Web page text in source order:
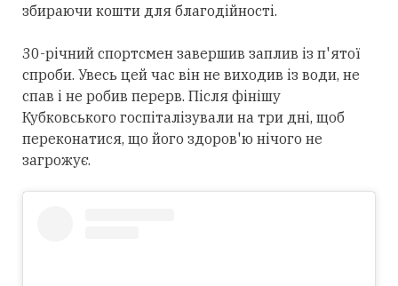
збираючи кошти для благодійності.
30-річний спортсмен завершив заплив із п'ятої
спроби. Увесь цей час він не виходив із води, не
спав і не робив перерв. Після фінішу
Кубковського госпіталізували на три дні, щоб
переконатися, що його здоров'ю нічого не
загрожує.